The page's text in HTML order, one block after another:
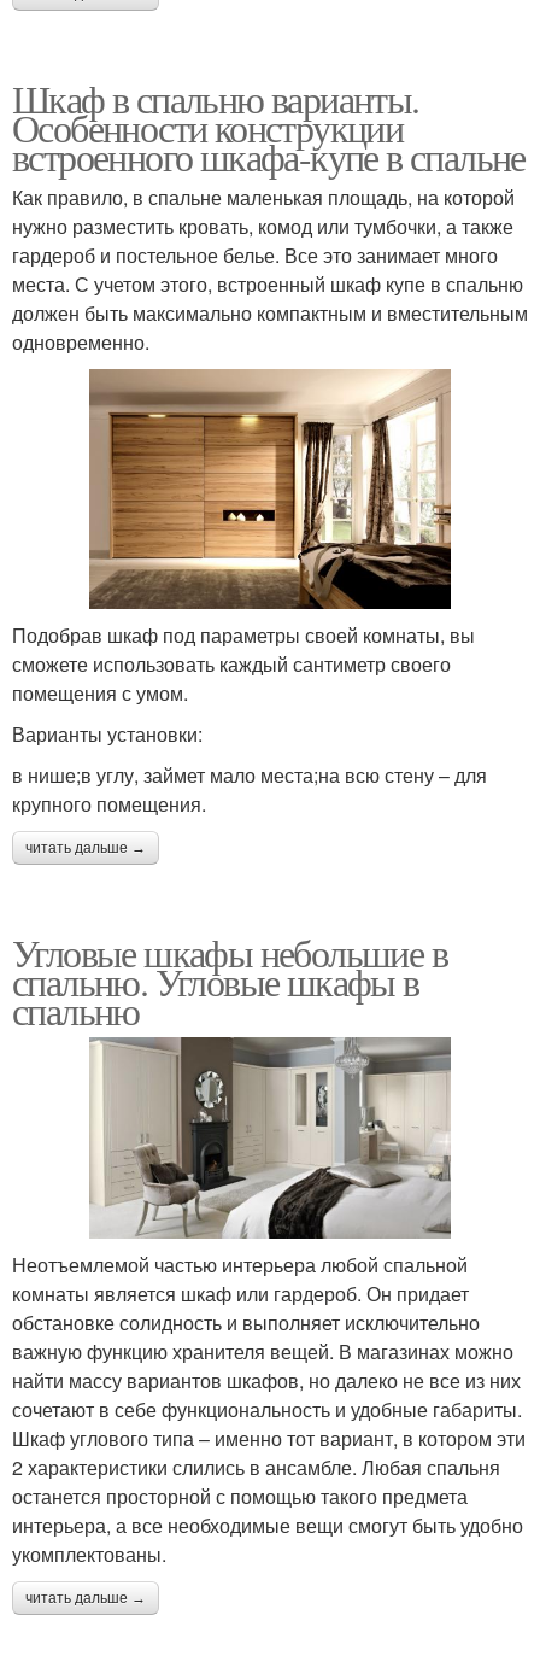
Шкаф в спальню варианты.
Особенности конструкции
встроенного шкафа-купе в спальне
Как правило, в спальне маленькая площадь, на которой
нужно разместить кровать, комод или тумбочки, а также
гардероб и постельное белье. Все это занимает много
места. С учетом этого, встроенный шкаф купе в спальню
должен быть максимально компактным и вместительным
одновременно.
Подобрав шкаф под параметры своей комнаты, вы
сможете использовать каждый сантиметр своего
помещения с умом.
Варианты установки:
в нише;в углу, займет мало места;на всю стену – для
крупного помещения.
читать дальше →
Угловые шкафы небольшие в
спальню. Угловые шкафы в
спальню
Неотъемлемой частью интерьера любой спальной
комнаты является шкаф или гардероб. Он придает
обстановке солидность и выполняет исключительно
важную функцию хранителя вещей. В магазинах можно
найти массу вариантов шкафов, но далеко не все из них
сочетают в себе функциональность и удобные габариты.
Шкаф углового типа – именно тот вариант, в котором эти
2 характеристики слились в ансамбле. Любая спальня
останется просторной с помощью такого предмета
интерьера, а все необходимые вещи смогут быть удобно
укомплектованы.
читать дальше →